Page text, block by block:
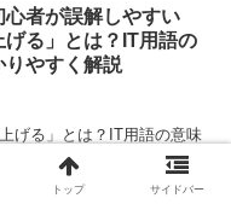
心者が誤解しやすい
げる」とは？IT用語の
りやすく解説
げる」とは？IT用語の意味
制作の現場では、「本番へ
今日の夜に本番へ上げる予
「上げる」と...
トップ サイドバー